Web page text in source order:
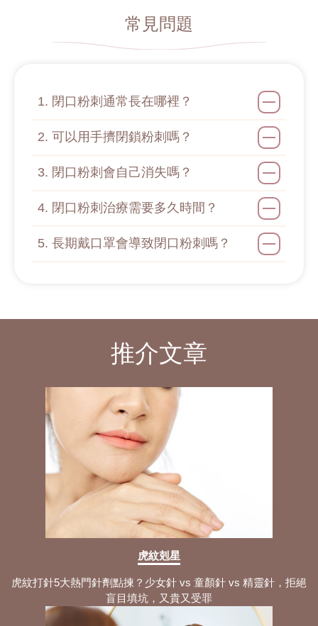
常見問題
1. 閉口粉刺通常長在哪裡？
2. 可以用手擠閉鎖粉刺嗎？
3. 閉口粉刺會自己消失嗎？
4. 閉口粉刺治療需要多久時間？
5. 長期戴口罩會導致閉口粉刺嗎？
推介文章
虎紋剋星
虎紋打針5大熱門針劑點揀？少女針 vs 童顏針 vs 精靈針，拒絕
盲目填坑，又貴又受罪